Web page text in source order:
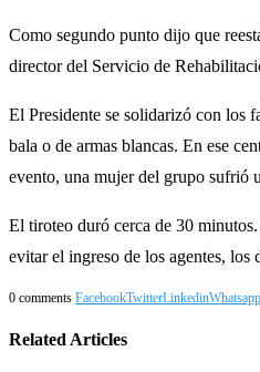
Como segundo punto dijo que
director del Servicio de
El Presidente se solidarizó con los
bala o de armas blancas. En ese
evento, una mujer del grupo sufrió
El tiroteo duró cerca de 30
evitar el ingreso de los agentes, los
0 comments FacebookTwitterLinkedinWhatsapp
Related Articles